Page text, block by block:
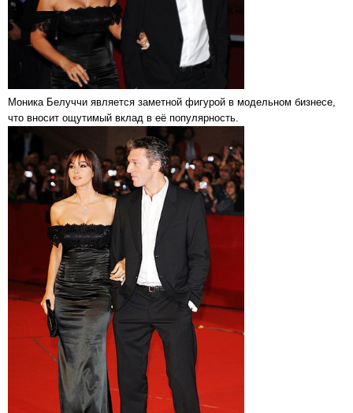
Моника Белуччи является заметной фигурой в модельном бизнесе,
что вносит ощутимый вклад в её популярность.